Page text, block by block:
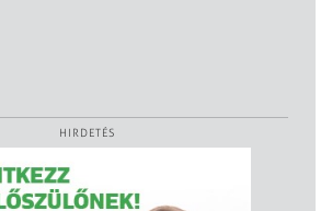
HIRDETÉS